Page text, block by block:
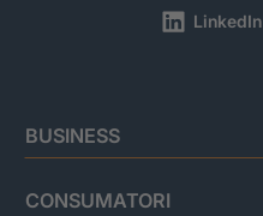
LinkedIn
BUSINESS
CONSUMATORI